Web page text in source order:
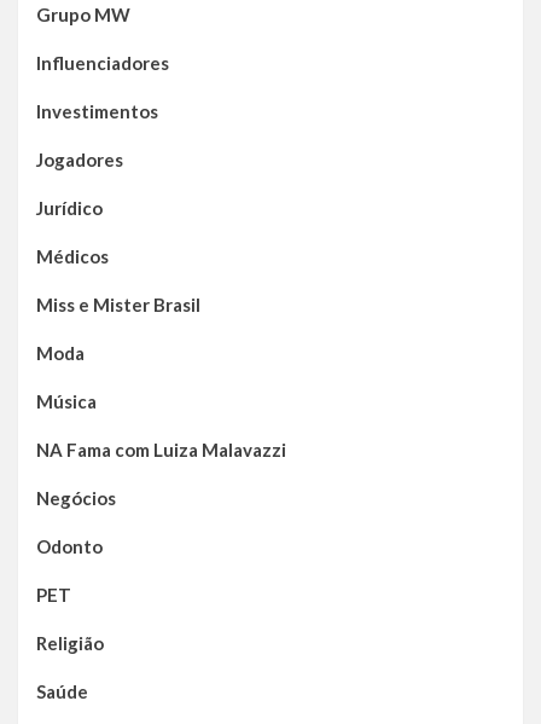
Grupo MW
Influenciadores
Investimentos
Jogadores
Jurídico
Médicos
Miss e Mister Brasil
Moda
Música
NA Fama com Luiza Malavazzi
Negócios
Odonto
PET
Religião
Saúde